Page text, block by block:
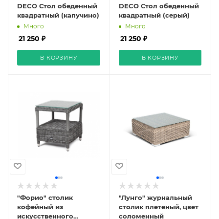
DECO Стол обеденный
квадратный (капучино)
Много
21 250 ₽
В КОРЗИНУ
DECO Стол обеденный
квадратный (серый)
Много
21 250 ₽
В КОРЗИНУ
"Форио" столик
кофейный из
искусственного
"Лунго" журнальный
столик плетеный, цвет
соломенный